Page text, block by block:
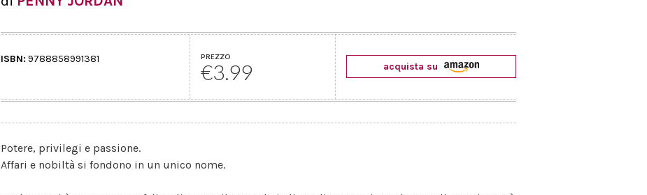
ISBN: 9788858991381 PREZZO
€3.99 acquista su
Potere, privilegi e passione.
Affari e nobiltà si fondono in un unico nome.